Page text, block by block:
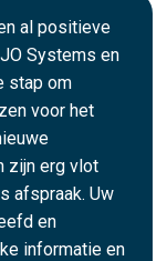
al positieve
Systems en
stap om
voor het
zijn erg vlot
afspraak. Uw
en
informatie en